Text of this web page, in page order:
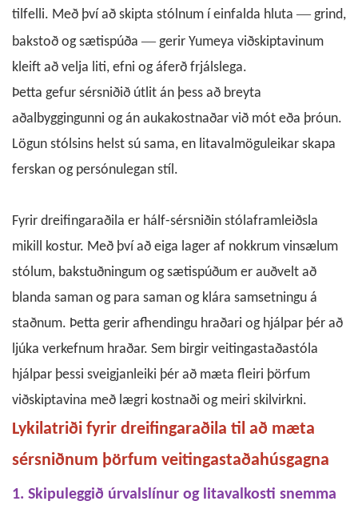
tilfelli. Með því að skipta stólnum í einfalda hluta — grind,
bakstoð og sætispúða — gerir Yumeya viðskiptavinum
kleift að velja liti, efni og áferð frjálslega.
Þetta gefur sérsniðið útlit án þess að breyta
aðalbyggingunni og án aukakostnaðar við mót eða þróun.
Lögun stólsins helst sú sama, en litavalmöguleikar skapa
ferskan og persónulegan stíl.
Fyrir dreifingaraðila er hálf-sérsniðin stólaframleiðsla
mikill kostur. Með því að eiga lager af nokkrum vinsælum
stólum, bakstuðningum og sætispúðum er auðvelt að
blanda saman og para saman og klára samsetningu á
staðnum. Þetta gerir afhendingu hraðari og hjálpar þér að
ljúka verkefnum hraðar. Sem birgir veitingastaðastóla
hjálpar þessi sveigjanleiki þér að mæta fleiri þörfum
viðskiptavina með lægri kostnaði og meiri skilvirkni.
Lykilatriði fyrir dreifingaraðila til að mæta
sérsniðnum þörfum veitingastaðahúsgagna
1. Skipuleggið úrvalslínur og litavalkosti snemma